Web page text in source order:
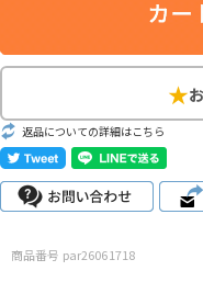
サイ
ジャケット XS
スウェット XS
長袖シャツ
半袖シャツ XS
Tシャツ
返品についての詳細はこちら
商品番号 par26061718